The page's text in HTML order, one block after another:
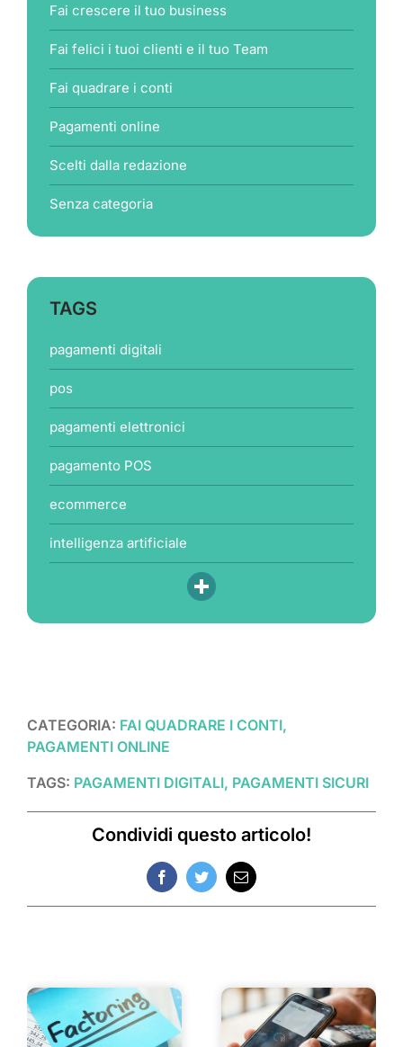
Fai crescere il tuo business
Fai felici i tuoi clienti e il tuo Team
Fai quadrare i conti
Pagamenti online
Scelti dalla redazione
Senza categoria
TAGS
pagamenti digitali
pos
pagamenti elettronici
pagamento POS
ecommerce
intelligenza artificiale
CATEGORIA: FAI QUADRARE I CONTI,
PAGAMENTI ONLINE
TAGS: PAGAMENTI DIGITALI, PAGAMENTI SICURI
Condividi questo articolo!
FacebookTwitterEmail